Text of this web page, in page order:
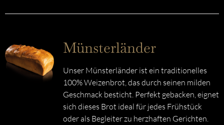
Münsterländer
Unser Münsterländer ist ein traditionelles
100% Weizenbrot, das durch seinen milden
Geschmack besticht. Perfekt gebacken, eignet
sich dieses Brot ideal für jedes Frühstück
oder als Begleiter zu herzhaften Gerichten.